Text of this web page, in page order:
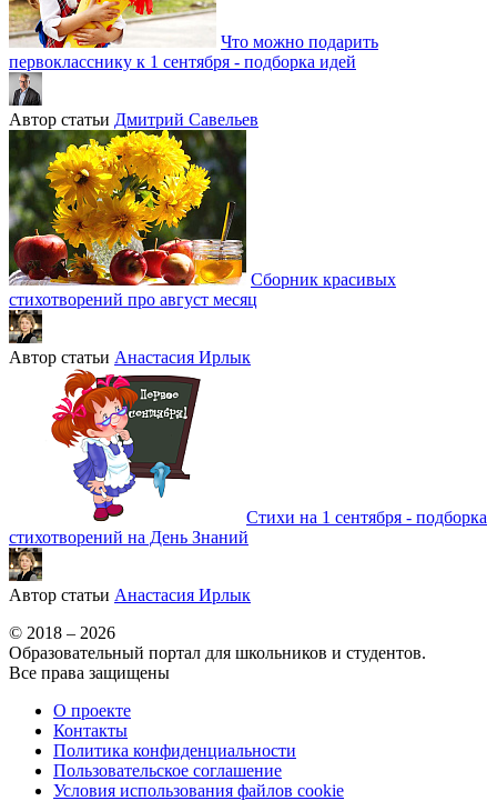
Что можно подарить
первокласснику к 1 сентября - подборка идей
Автор статьи Дмитрий Савельев
Сборник красивых
стихотворений про август месяц
Автор статьи Анастасия Ирлык
Стихи на 1 сентября - подборка
стихотворений на День Знаний
Автор статьи Анастасия Ирлык
© 2018 – 2026
Образовательный портал для школьников и студентов.
Все права защищены
О проекте
Контакты
Политика конфиденциальности
Пользовательское соглашение
Условия использования файлов cookie